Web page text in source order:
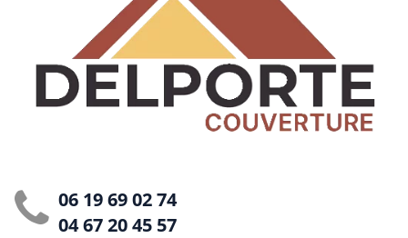
06 19 69 02 74
04 67 20 45 57